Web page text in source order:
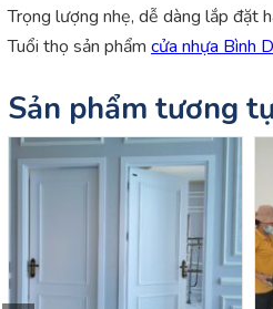
Trọng lượng nhẹ, dễ dàng lắp đặt
Tuổi thọ sản phẩm cửa nhựa Bình
Sản phẩm tương